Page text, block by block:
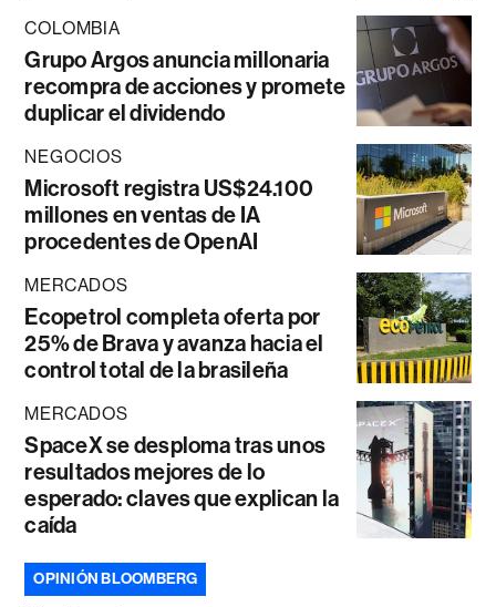
COLOMBIA
Grupo Argos anuncia millonaria
recompra de acciones y promete
duplicar el dividendo
NEGOCIOS
Microsoft registra US$24.100
millones en ventas de IA
procedentes de OpenAI
MERCADOS
Ecopetrol completa oferta por
25% de Brava y avanza hacia el
control total de la brasileña
MERCADOS
SpaceX se desploma tras unos
resultados mejores de lo
esperado: claves que explican la
caída
OPINIÓN BLOOMBERG